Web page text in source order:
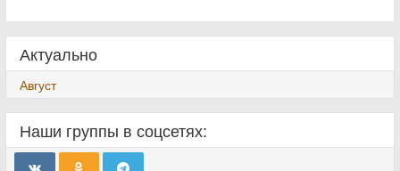
Актуально
Август
Наши группы в соцсетях: